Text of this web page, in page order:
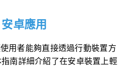
卓應用
用者能夠直接透過行動裝置方
南詳細介紹了在安卓裝置上輕